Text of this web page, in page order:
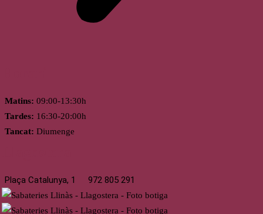
Matins: 09:00-13:30h
Tardes: 16:30-20:00h
Tancat: Diumenge
Plaça Catalunya, 1 972 805 291